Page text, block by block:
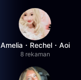
Amelia・Rechel・Aoi
8 rekaman